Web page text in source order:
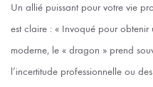
Un allié puissant pour votre vie
est claire : « Invoqué pour
moderne, le « dragon » prend
l’incertitude professionnelle ou